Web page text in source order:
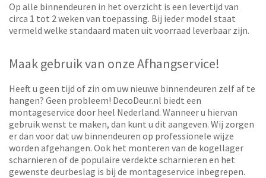
Op alle binnendeuren in het overzicht is een levertijd van
circa 1 tot 2 weken van toepassing. Bij ieder model staat
vermeld welke standaard maten uit voorraad leverbaar zijn.
Maak gebruik van onze Afhangservice!
Heeft u geen tijd of zin om uw nieuwe binnendeuren zelf af te
hangen? Geen probleem! DecoDeur.nl biedt een
montageservice door heel Nederland. Wanneer u hiervan
gebruik wenst te maken, dan kunt u dit aangeven. Wij zorgen
er dan voor dat uw binnendeuren op professionele wijze
worden afgehangen. Ook het monteren van de kogellager
scharnieren of de populaire verdekte scharnieren en het
gewenste deurbeslag is bij de montageservice inbegrepen.